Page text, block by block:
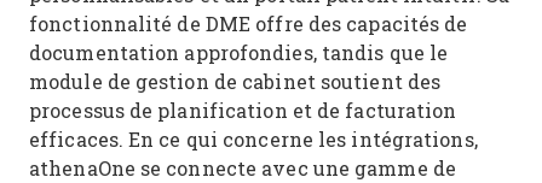
fonctionnalité de DME offre des capacités de
documentation approfondies, tandis que le
module de gestion de cabinet soutient des
processus de planification et de facturation
efficaces. En ce qui concerne les intégrations,
athenaOne se connecte avec une gamme de